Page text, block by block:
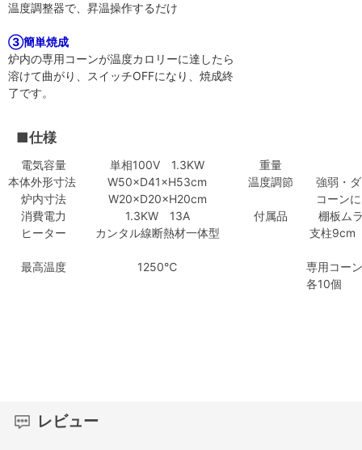
温度調整器で、昇温操作するだけ
③簡単焼成
炉内の専用コーンが温度カロリーに達したら
溶けて曲がり、スイッチOFFになり、焼成終
了です。
■仕様
電気容量 単相100V 1.3KW
重量
本体外形寸法
W50×D41×H53cm 温度調節
強弱・
炉内寸法
W20×D20×H20cm
コーン
消費電力
1.3KW 13A 付属品
棚板ム
ヒーター
カンタル線断熱材一体型 支柱
最高温度 1250℃
専用コ
各10個
レビュー